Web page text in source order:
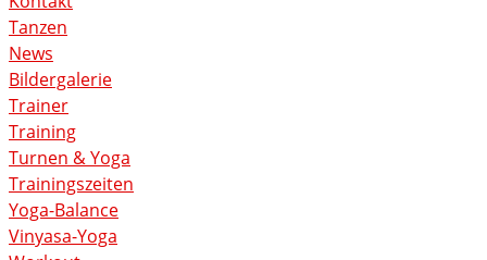
Tanzen
News
Bildergalerie
Trainer
Training
Turnen & Yoga
Trainingszeiten
Yoga-Balance
Vinyasa-Yoga